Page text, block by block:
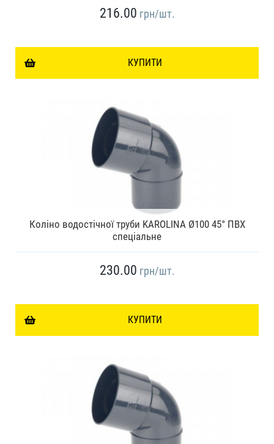
216.00 грн/шт.
КУПИТИ
Коліно водостічної труби KAROLINA Ø100 45° ПВХ
спеціальне
230.00 грн/шт.
КУПИТИ